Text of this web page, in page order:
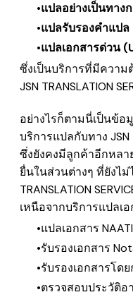
แปลอย่างเป็นทา
แปลรับรองคำแป
แปลเอกสารด่วน
ซึ่งเป็นบริการที่มีความ
JSN TRANSLATION
อย่างไรก็ตามนี่เป็นข้
บริการแปลกับทาง JSN
ซึ่งยังคงมีลูกค้าอีกหลา
ยื่นในส่วนต่างๆ ที่ยังไ
TRANSLATION
เหนือจากบริการแปลเ
แปลเอกสาร NAATI
รับรองเอกสาร
รับรองเอกสารโด
ตรวจสอบประวัติ